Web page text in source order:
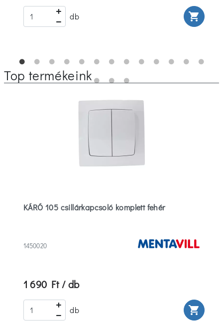
db shopping_cart
Top termékeink
KÁRÓ 105 csillárkapcsoló komplett fehér
1450020
1 690 Ft / db
db shopping_cart